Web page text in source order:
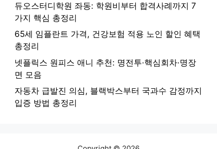
듀오스터디학원 좌동: 학원비부터 합격사례까지 7
가지 핵심 총정리
65세 임플란트 가격, 건강보험 적용 노인 할인 혜택
총정리
넷플릭스 원피스 애니 추천: 명전투·핵심회차·명장
면 모음
자동차 급발진 의심, 블랙박스부터 국과수 감정까지
입증 방법 총정리